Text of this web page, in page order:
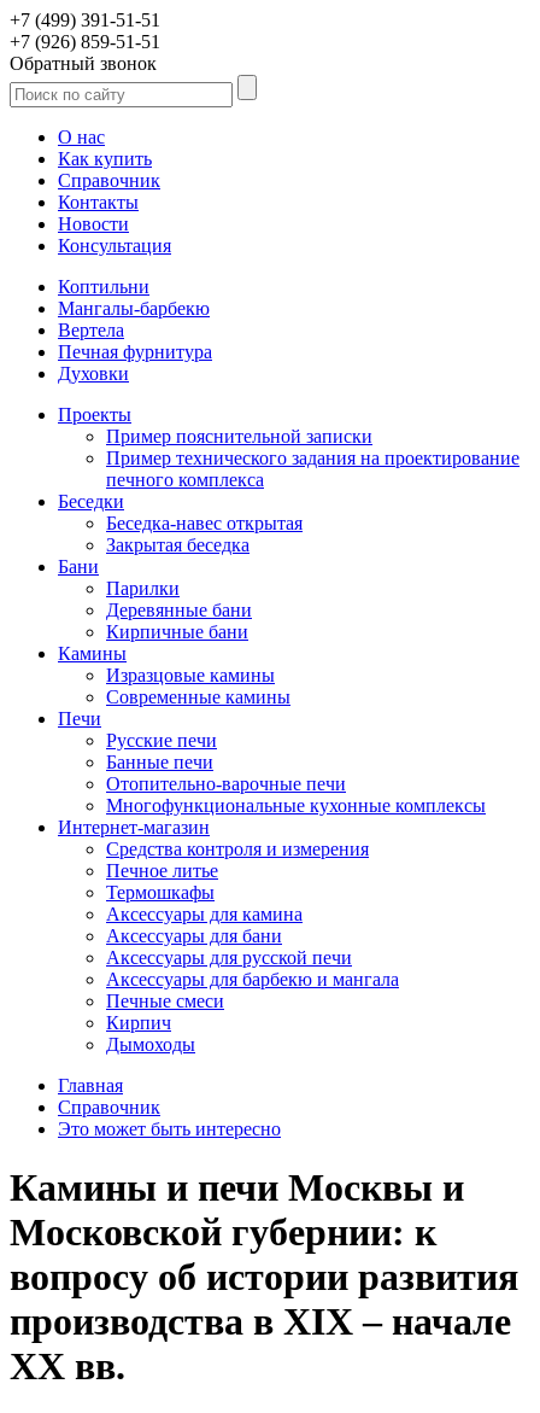
+7 (499) 391-51-51
+7 (926) 859-51-51
Обратный звонок
О нас
Как купить
Справочник
Контакты
Новости
Консультация
Коптильни
Мангалы-барбекю
Вертела
Печная фурнитура
Духовки
Проекты
Пример пояснительной записки
Пример технического задания на проектирование
печного комплекса
Беседки
Беседка-навес открытая
Закрытая беседка
Бани
Парилки
Деревянные бани
Кирпичные бани
Камины
Изразцовые камины
Современные камины
Печи
Русские печи
Банные печи
Отопительно-варочные печи
Многофункциональные кухонные комплексы
Интернет-магазин
Средства контроля и измерения
Печное литье
Термошкафы
Аксессуары для камина
Аксессуары для бани
Аксессуары для русской печи
Аксессуары для барбекю и мангала
Печные смеси
Кирпич
Дымоходы
Главная
Справочник
Это может быть интересно
Камины и печи Москвы и
Московской губернии: к
вопросу об истории развития
производства в XIХ – начале
XX вв.